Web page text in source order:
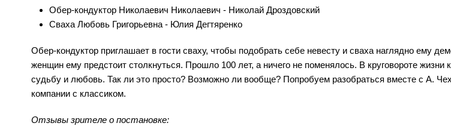
Обер-кондуктор Николаевич Николаевич - Николай Дроздовский
Сваха Любовь Григорьевна - Юлия Дегтяренко
Обер-кондуктор приглашает в гости сваху, чтобы подобрать себе невесту и сваха наглядно ему
женщин ему предстоит столкнуться. Прошло 100 лет, а ничего не поменялось. В круговороте
судьбу и любовь. Так ли это просто? Возможно ли вообще? Попробуем разобраться вместе с А.
компании с классиком.
Отзывы зрителе о постановке: